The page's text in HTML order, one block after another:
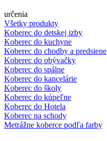
určenia
Všetky produkty
Koberec do detskej izby
Koberec do kuchyne
Koberec do chodby a predsiene
Koberec do obývačky
Koberec do spálne
Koberec do kancelárie
Koberec do školy
Koberec do kúpeľne
Koberec do Hotela
Koberec na schody
Metrážne koberce podľa farby